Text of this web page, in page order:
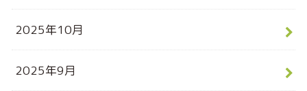
2025年10月
2025年9月